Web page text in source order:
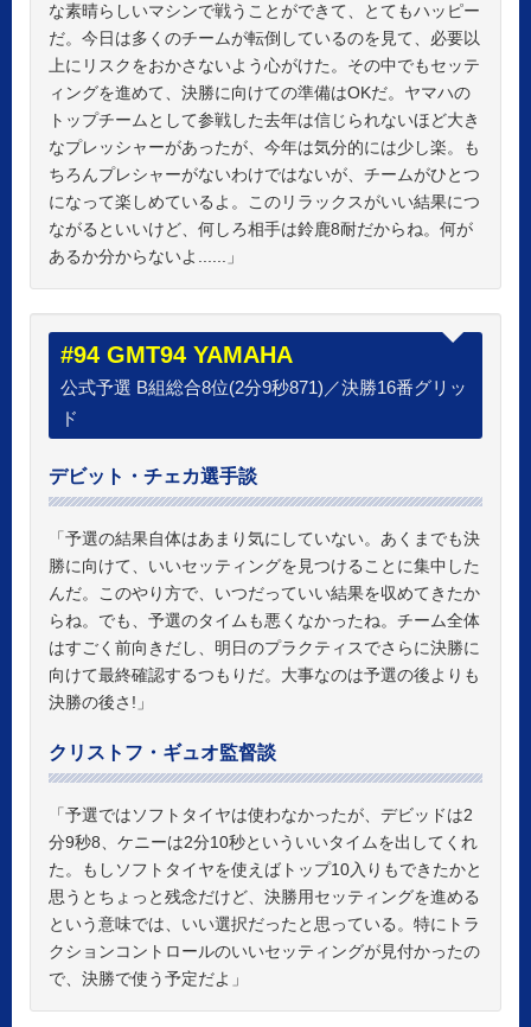
な素晴らしいマシンで戦うことができて、とてもハッピー
だ。今日は多くのチームが転倒しているのを見て、必要以
上にリスクをおかさないよう心がけた。その中でもセッテ
ィングを進めて、決勝に向けての準備はOKだ。ヤマハの
トップチームとして参戦した去年は信じられないほど大き
なプレッシャーがあったが、今年は気分的には少し楽。も
ちろんプレシャーがないわけではないが、チームがひとつ
になって楽しめているよ。このリラックスがいい結果につ
ながるといいけど、何しろ相手は鈴鹿8耐だからね。何が
あるか分からないよ......」
#94 GMT94 YAMAHA
公式予選 B組総合8位(2分9秒871)／決勝16番グリッ
ド
デビット・チェカ選手談
「予選の結果自体はあまり気にしていない。あくまでも決
勝に向けて、いいセッティングを見つけることに集中した
んだ。このやり方で、いつだっていい結果を収めてきたか
らね。でも、予選のタイムも悪くなかったね。チーム全体
はすごく前向きだし、明日のプラクティスでさらに決勝に
向けて最終確認するつもりだ。大事なのは予選の後よりも
決勝の後さ!」
クリストフ・ギュオ監督談
「予選ではソフトタイヤは使わなかったが、デビッドは2
分9秒8、ケニーは2分10秒といういいタイムを出してくれ
た。もしソフトタイヤを使えばトップ10入りもできたかと
思うとちょっと残念だけど、決勝用セッティングを進める
という意味では、いい選択だったと思っている。特にトラ
クションコントロールのいいセッティングが見付かったの
で、決勝で使う予定だよ」